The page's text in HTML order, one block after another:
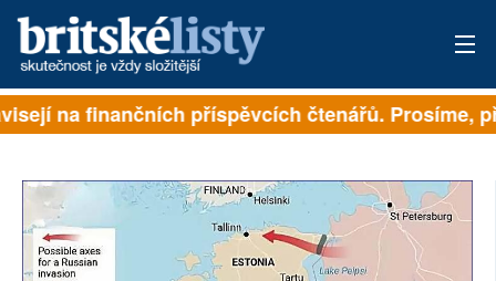
PŘIHLÁSIT
ARCHIV
ROZHOVORY
na finančních příspěvcích čtenářů. Prosíme,